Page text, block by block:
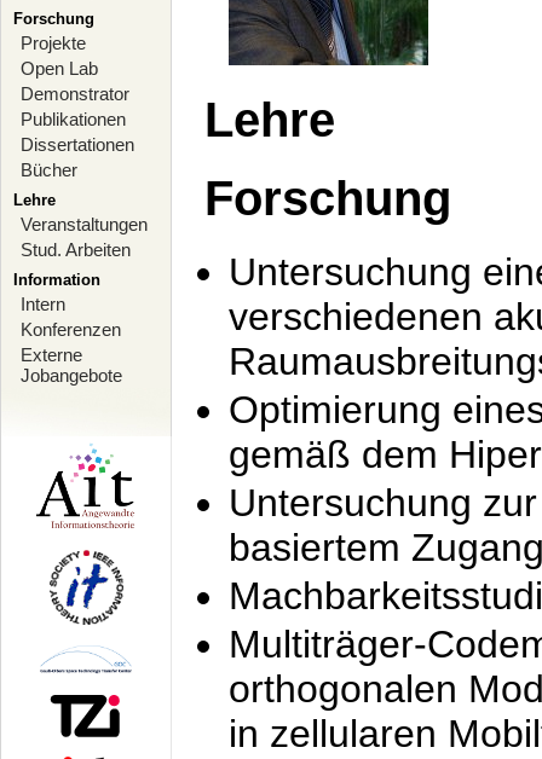
Forschung
Projekte
Open Lab
Demonstrator
Publikationen
Dissertationen
Bücher
Lehre
Veranstaltungen
Stud. Arbeiten
Information
Intern
Konferenzen
Externe
Jobangebote
Lehre
Forschung
Untersuchung
verschiedenen
Optimierung
gemäß dem
Untersuchung
basiertem
Multiträger-
orthogonalen
in zellularen